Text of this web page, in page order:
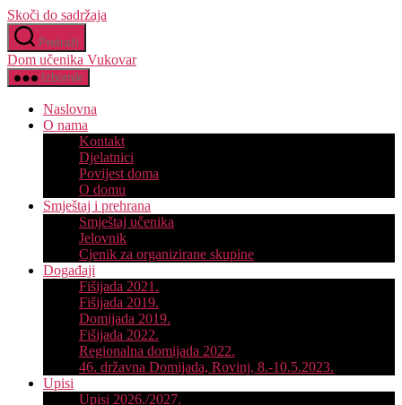
Skoči do sadržaja
Pretraži
Dom učenika Vukovar
Izbornik
Naslovna
O nama
Kontakt
Djelatnici
Povijest doma
O domu
Smještaj i prehrana
Smještaj učenika
Jelovnik
Cjenik za organizirane skupine
Događaji
Fišijada 2021.
Fišijada 2019.
Domijada 2019.
Fišijada 2022.
Regionalna domijada 2022.
46. državna Domijada, Rovinj, 8.-10.5.2023.
Upisi
Upisi 2026./2027.